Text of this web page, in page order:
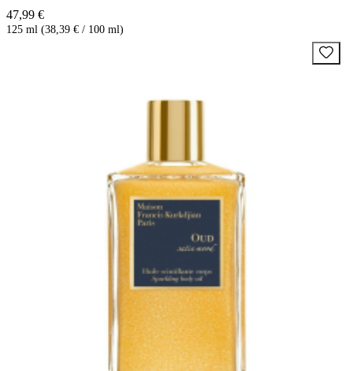
47,99 €
125 ml (38,39 € / 100 ml)